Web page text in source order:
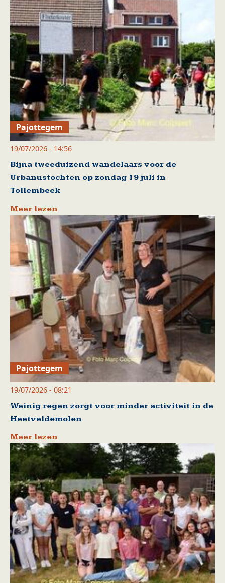
Pajottegem
19/07/2026 - 14:56
Bijna tweeduizend wandelaars voor de
Urbanustochten op zondag 19 juli in
Tollembeek
Meer lezen
Pajottegem
19/07/2026 - 08:21
Weinig regen zorgt voor minder activiteit in de
Heetveldemolen
Meer lezen